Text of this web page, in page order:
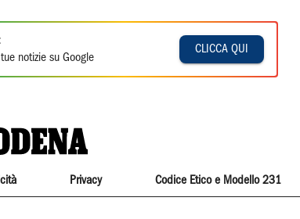
notizie su Google
CLICCA QUI
Privacy Codice Etico e Modello 231